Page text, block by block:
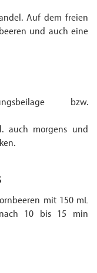
Auf dem freien
und auch eine
bzw.
auch morgens und
mit 150 mL
10 bis 15 min